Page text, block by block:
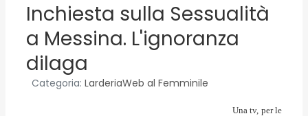
Inchiesta sulla Sessualità
a Messina. L'ignoranza
dilaga
Categoria: LarderiaWeb al Femminile
Una tv, per le